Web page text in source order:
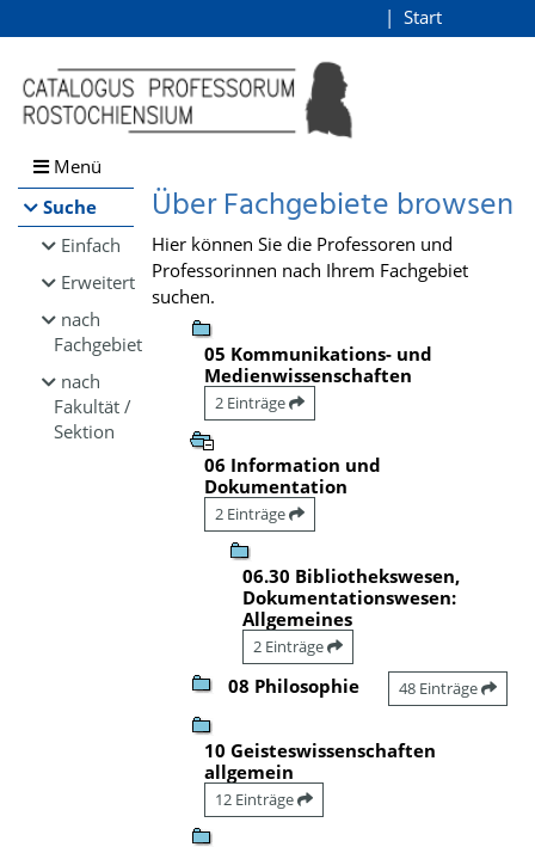
Browsen
direkt zum Inhalt
Start
Menü
Suche
Einfach
Erweitert
nach
Fachgebiet
nach
Fakultät /
Sektion
Über Fachgebiete browsen
Hier können Sie die Professoren und
Professorinnen nach Ihrem Fachgebiet
suchen.
05 Kommunikations- und
Medienwissenschaften
2 Einträge
06 Information und
Dokumentation
2 Einträge
06.30 Bibliothekswesen,
Dokumentationswesen:
Allgemeines
2 Einträge
08 Philosophie 48 Einträge
10 Geisteswissenschaften
allgemein
12 Einträge